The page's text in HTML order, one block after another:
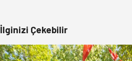
İlginizi Çekebilir